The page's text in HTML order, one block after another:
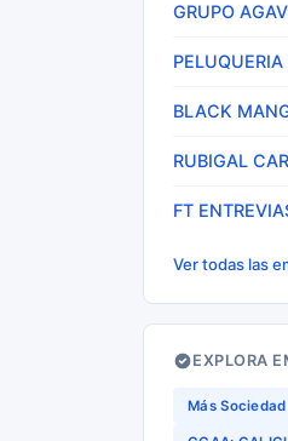
GRUPO
BLACK
RUBIGAL
FT
Ver todas las
EXPLORA
Más